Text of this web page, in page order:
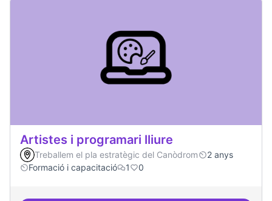
Artistes i programari lliure
Treballem el pla estratègic del Canòdrom
2 anys
Formació i capacitació
1 0